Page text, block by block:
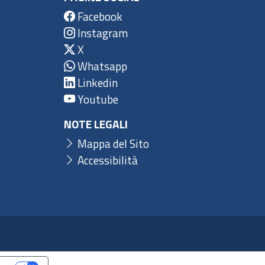
Facebook
Instagram
X
Whatsapp
Linkedin
Youtube
NOTE LEGALI
Mappa del Sito
Accessibilità